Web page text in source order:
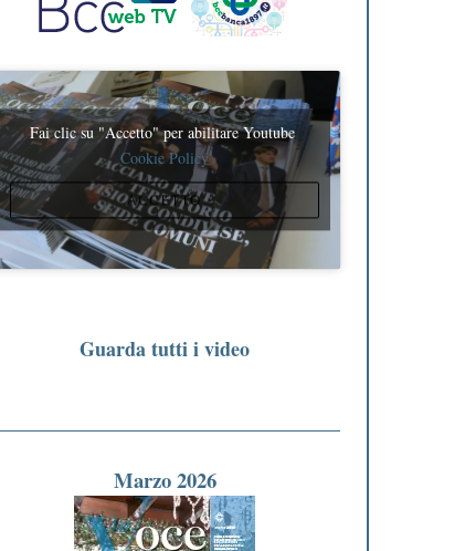
Fai clic su "Accetto" per abilitare Youtube
Cookie Policy
ACCETTO
Guarda tutti i video
Marzo 2026